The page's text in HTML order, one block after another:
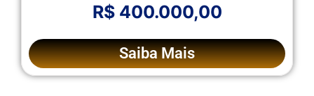
R$ 400.000,00
Saiba Mais